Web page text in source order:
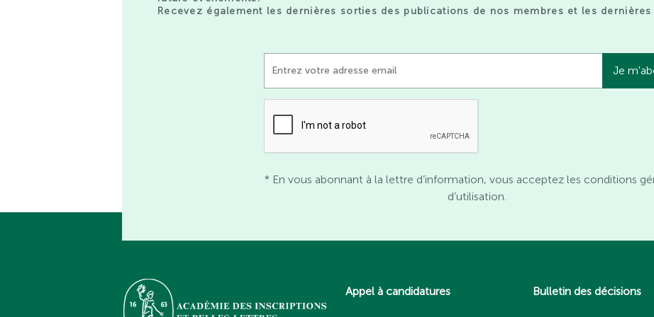
Recevez également les dernières sorties des publications de nos membres et les
* En vous abonnant à la lettre d’information, vous acceptez les conditions
d’utilisation.
Appel à candidatures Bulletin des décisions